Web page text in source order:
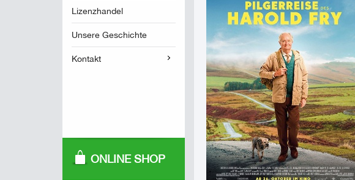
Lizenzhandel
Unsere Geschichte
Kontakt
ONLINE SHOP